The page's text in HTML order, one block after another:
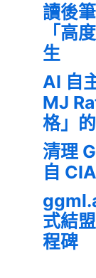
讀後
「高
生
AI 自
MJ
格」
清理
自
式結
程碑